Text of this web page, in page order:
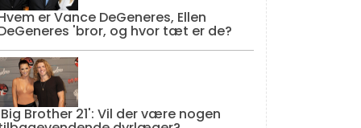
er Vance DeGeneres, Ellen
'bror, og hvor tæt er de?
Brother 21': Vil der være nogen